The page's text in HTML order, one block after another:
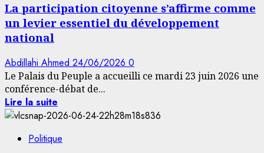
La participation citoyenne s’affirme comme
un levier essentiel du développement
national
Abdillahi Ahmed 24/06/2026 0
Le Palais du Peuple a accueilli ce mardi 23 juin 2026 une
conférence-débat de...
Lire la suite
Politique